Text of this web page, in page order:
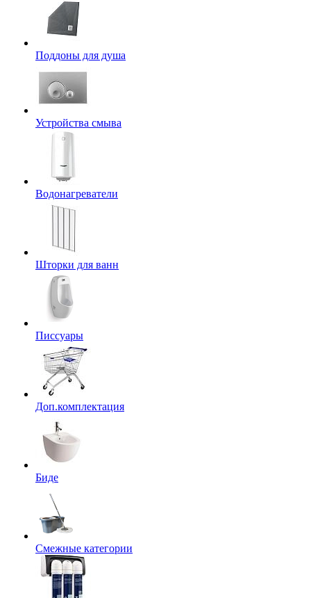
Поддоны для душа
Устройства смыва
Водонагреватели
Шторки для ванн
Писсуары
Доп.комплектация
Биде
Смежные категории